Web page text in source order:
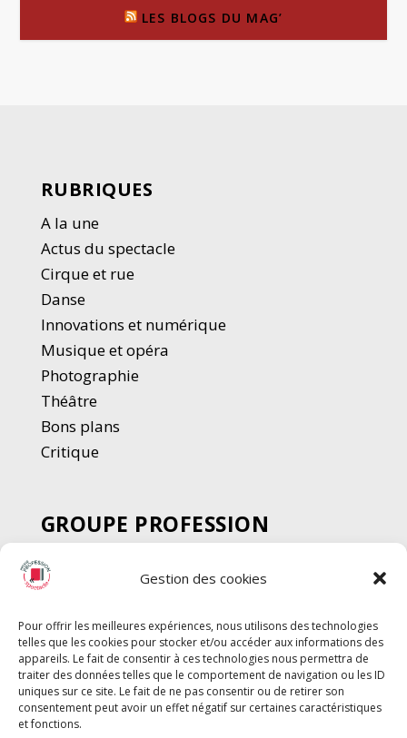
Gestion des cookies
Pour offrir les meilleures expériences, nous utilisons des technologies
telles que les cookies pour stocker et/ou accéder aux informations des
appareils. Le fait de consentir à ces technologies nous permettra de
traiter des données telles que le comportement de navigation ou les ID
uniques sur ce site. Le fait de ne pas consentir ou de retirer son
consentement peut avoir un effet négatif sur certaines caractéristiques
et fonctions.
LES BLOGS DU MAG’
RUBRIQUES
A la une
Actus du spectacle
Cirque et rue
Danse
Innovations et numérique
Musique et opéra
Photographie
Théâtre
Bons plans
Critique
GROUPE PROFESSION
SPECTACLE
Chèque Intermittents
Chèque Compta
Chèque Emploi Spectacle
G-Pods
Profession Audio-visuel